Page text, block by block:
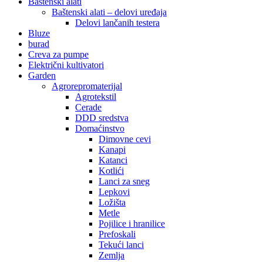
Baštenski alati – delovi uređaja
Delovi lančanih testera
Bluze
burad
Creva za pumpe
Električni kultivatori
Garden
Agrorepromaterijal
Agrotekstil
Cerade
DDD sredstva
Domaćinstvo
Dimovne cevi
Kanapi
Katanci
Kotlići
Lanci za sneg
Lepkovi
Ložišta
Metle
Pojilice i hranilice
Prefoskali
Tekući lanci
Zemlja